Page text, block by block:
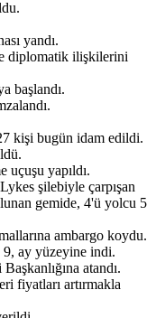
yandı.
diplomatik ilişkilerini
başlandı.
kişi bugün idam edildi.
uçuşu yapıldı.
şilebiyle çarpışan
gemide, 4'ü yolcu 5
ambargo koydu.
9, ay yüzeyine indi.
atandı.
fiyatları artırmakla